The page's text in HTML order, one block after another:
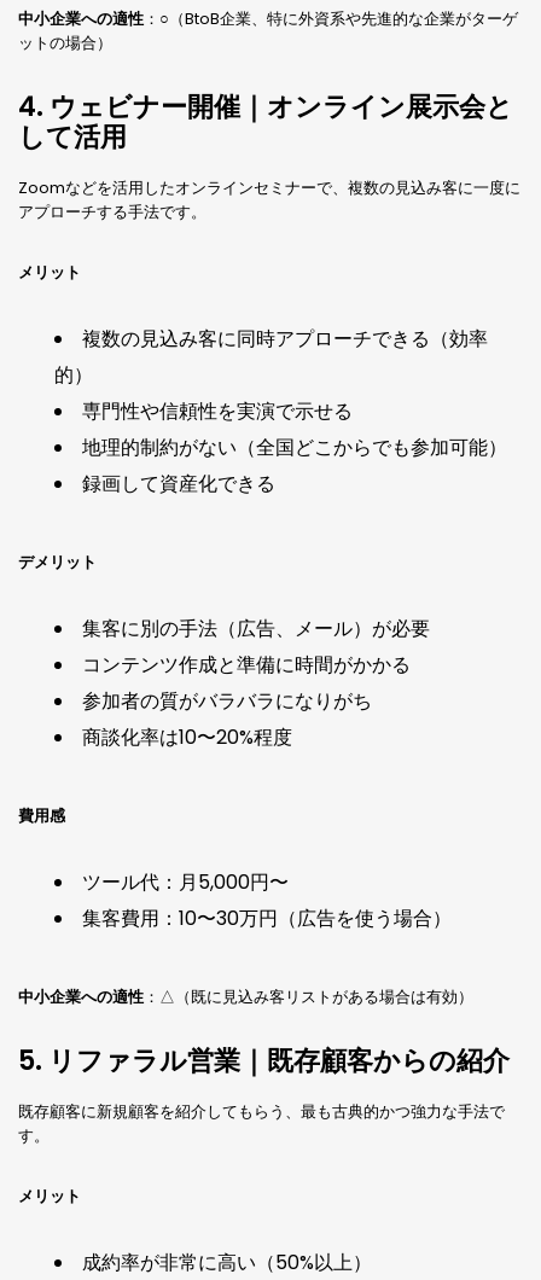
中小企業への適性：○（BtoB企業、特に外資系や先進的な企業がターゲ
ットの場合）
4. ウェビナー開催｜オンライン展示会と
して活用
Zoomなどを活用したオンラインセミナーで、複数の見込み客に一度に
アプローチする手法です。
メリット
複数の見込み客に同時アプローチできる（効率
的）
専門性や信頼性を実演で示せる
地理的制約がない（全国どこからでも参加可能）
録画して資産化できる
デメリット
集客に別の手法（広告、メール）が必要
コンテンツ作成と準備に時間がかかる
参加者の質がバラバラになりがち
商談化率は10〜20%程度
費用感
ツール代：月5,000円〜
集客費用：10〜30万円（広告を使う場合）
中小企業への適性：△（既に見込み客リストがある場合は有効）
5. リファラル営業｜既存顧客からの紹介
既存顧客に新規顧客を紹介してもらう、最も古典的かつ強力な手法で
す。
メリット
成約率が非常に高い（50%以上）